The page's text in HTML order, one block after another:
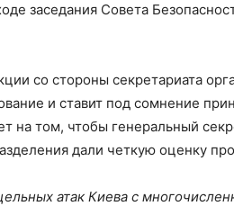
заседания Совета
со стороны секретариата
и ставит под сомнение
на том, чтобы генеральный
дали четкую оценку
атак Киева с